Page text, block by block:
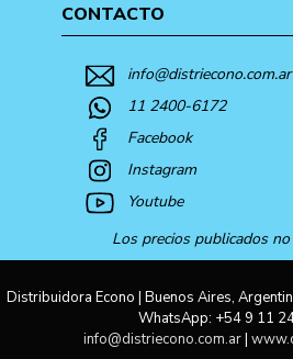
CONTACTO
info@distriecono.com.ar
11 2400-6172
Facebook
Instagram
Youtube
Los precios publicados
Distribuidora Econo | Buenos Aires,
WhatsApp: +54 9 11
info@distriecono.com.ar|